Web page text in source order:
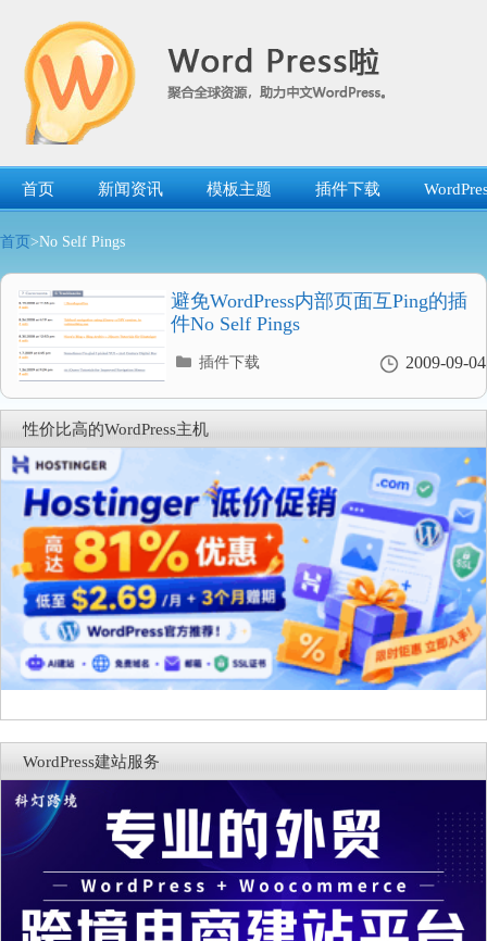
首页 新闻资讯 模板主题 插件下载
首页 >No Self Pings
避免WordPress内部页面互Ping的插
件No Self Pings
2009-09-04
分
录
插件下载
性价比高的WordPress主机
WordPress建站服务